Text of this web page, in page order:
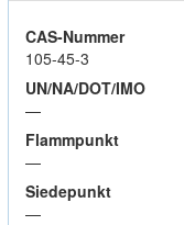
CAS-Nummer
105-45-3
UN/NA/DOT/IMO
—
Flammpunkt
—
Siedepunkt
—